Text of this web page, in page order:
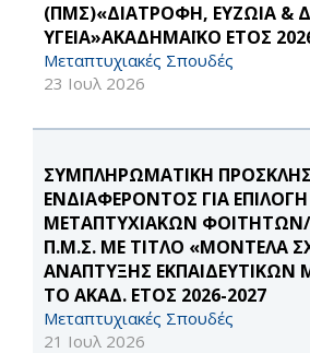
(ΠΜΣ)«ΔΙΑΤΡΟΦΗ, ΕΥΖΩΙΑ &
ΥΓΕΙΑ»ΑΚΑΔΗΜΑΪΚΟ ΕΤΟΣ
Μεταπτυχιακές Σπουδές
23 Ιουλ 2026
ΣΥΜΠΛΗΡΩΜΑΤΙΚΗ
ΕΝΔΙΑΦΕΡΟΝΤΟΣ ΓΙΑ ΕΠΙΛΟΓΗ
ΜΕΤΑΠΤΥΧΙΑΚΩΝ
Π.Μ.Σ. ΜΕ ΤΙΤΛΟ «ΜΟΝΤΕΛΑ
ΑΝΑΠΤΥΞΗΣ
ΤΟ ΑΚΑΔ. ΕΤΟΣ 2026-2027
Μεταπτυχιακές Σπουδές
21 Ιουλ 2026